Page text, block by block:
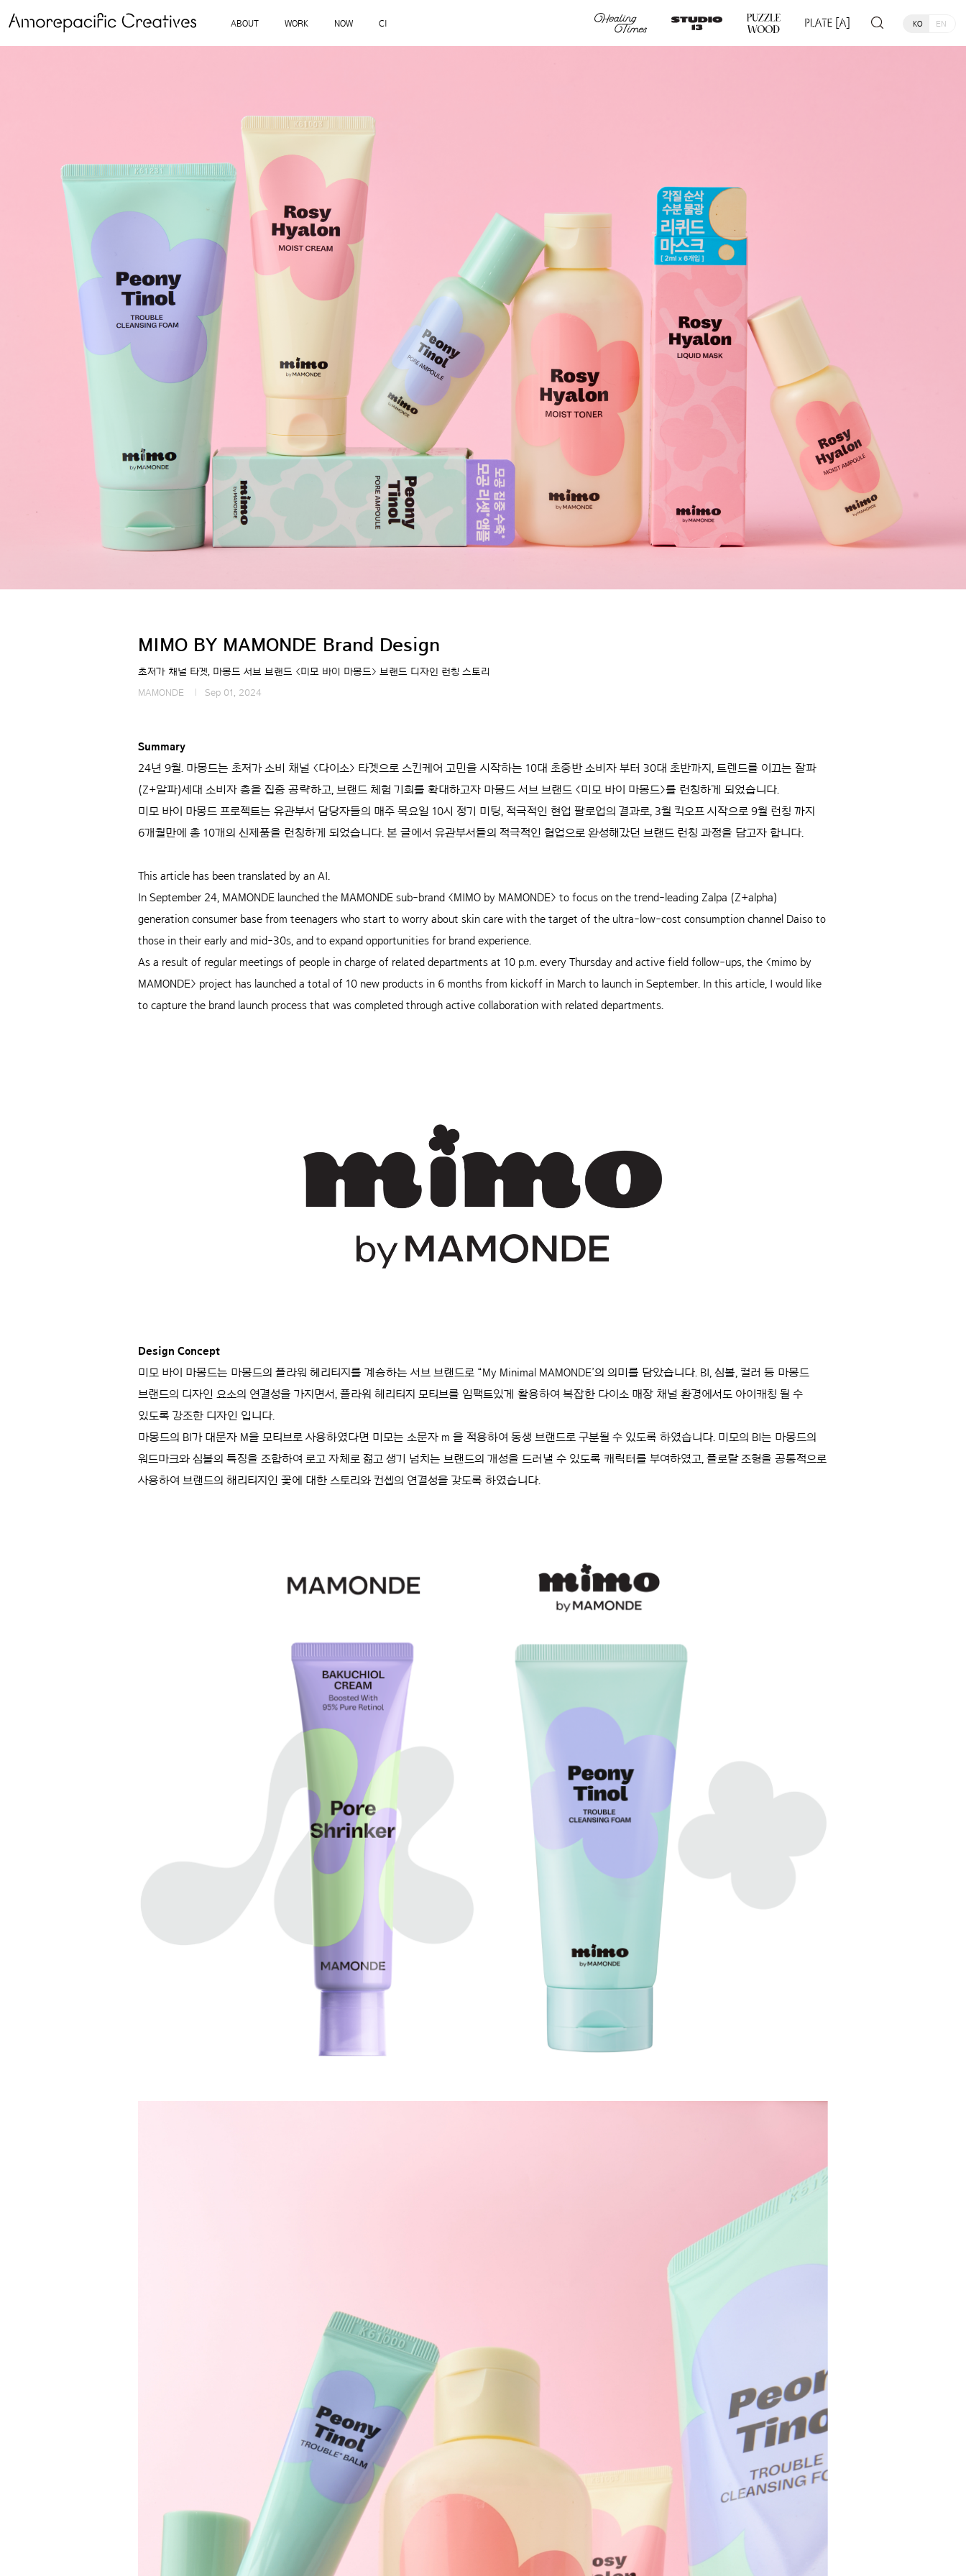
ABOUT WORK NOW CI KO EN
MIMO BY MAMONDE Brand Design
초저가 채널 타겟, 마몽드 서브 브랜드 <미모 바이 마몽드> 브랜드 디자인 런칭 스토리
MAMONDE Sep 01, 2024
Summary
24년 9월. 마몽드는 초저가 소비 채널 <다이소> 타겟으로 스킨케어 고민을 시작하는 10대 초중반 소비자 부터 30대 초반까지, 트렌드를 이끄는 잘파
(Z+알파)세대 소비자 층을 집중 공략하고, 브랜드 체험 기회를 확대하고자 마몽드 서브 브랜드 <미모 바이 마몽드>를 런칭하게 되었습니다.
미모 바이 마몽드 프로젝트는 유관부서 담당자들의 매주 목요일 10시 정기 미팅, 적극적인 현업 팔로업의 결과로, 3월 킥오프 시작으로 9월 런칭 까지
6개월만에 총 10개의 신제품을 런칭하게 되었습니다. 본 글에서 유관부서들의 적극적인 협업으로 완성해갔던 브랜드 런칭 과정을 담고자 합니다.
This article has been translated by an AI.
In September 24, MAMONDE launched the MAMONDE sub-brand <MIMO by MAMONDE> to focus on the trend-leading Zalpa (Z+alpha)
generation consumer base from teenagers who start to worry about skin care with the target of the ultra-low-cost consumption channel Daiso to
those in their early and mid-30s, and to expand opportunities for brand experience.
As a result of regular meetings of people in charge of related departments at 10 p.m. every Thursday and active field follow-ups, the <mimo by
MAMONDE> project has launched a total of 10 new products in 6 months from kickoff in March to launch in September. In this article, I would like
to capture the brand launch process that was completed through active collaboration with related departments.
Design Concept
미모 바이 마몽드는 마몽드의 플라워 헤리티지를 계승하는 서브 브랜드로 “My Minimal MAMONDE’의 의미를 담았습니다. BI, 심볼, 컬러 등 마몽드
브랜드의 디자인 요소의 연결성을 가지면서, 플라워 헤리티지 모티브를 임팩트있게 활용하여 복잡한 다이소 매장 채널 환경에서도 아이캐칭 될 수
있도록 강조한 디자인 입니다.
마몽드의 BI가 대문자 M을 모티브로 사용하였다면 미모는 소문자 m 을 적용하여 동생 브랜드로 구분될 수 있도록 하였습니다. 미모의 BI는 마몽드의
워드마크와 심볼의 특징을 조합하여 로고 자체로 젊고 생기 넘치는 브랜드의 개성을 드러낼 수 있도록 캐릭터를 부여하였고, 플로랄 조형을 공통적으로
사용하여 브랜드의 해리티지인 꽃에 대한 스토리와 컨셉의 연결성을 갖도록 하였습니다.